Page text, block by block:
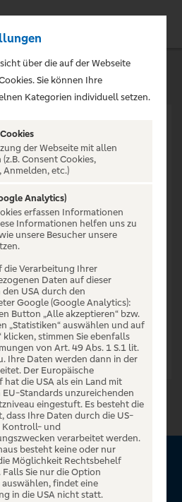
NICHT
über die auf der Webseite
Sie können Ihre
Kategorien individuell setzen.
der Webseite mit allen
Consent Cookies,
Anmelden, etc.)
Analytics)
erfassen Informationen
Informationen helfen uns zu
unsere Besucher unsere
die Verarbeitung Ihrer
Daten auf dieser
den USA durch den
Google (Google Analytics):
Button „Alle akzeptieren“ bzw.
„Statistiken“ auswählen und auf
klicken, stimmen Sie ebenfalls
von Art. 49 Abs. 1 S.1 lit.
Ihre Daten werden dann in der
Der Europäische
hat die USA als ein Land mit
EU-Standards unzureichenden
eingestuft. Es besteht die
dass Ihre Daten durch die US-
Kontroll- und
verarbeitet werden.
besteht keine oder nur
Möglichkeit Rechtsbehelf
Sie nur die Option
auswählen, findet eine
in die USA nicht statt.